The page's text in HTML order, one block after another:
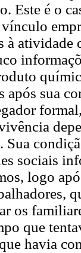
Este é o
atividade
após sua
Sua
sociais
logo
os
que
havia